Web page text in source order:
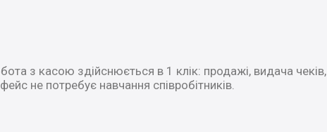
з касою здійснюється в 1 клік: продажі, видача чеків,
не потребує навчання співробітників.